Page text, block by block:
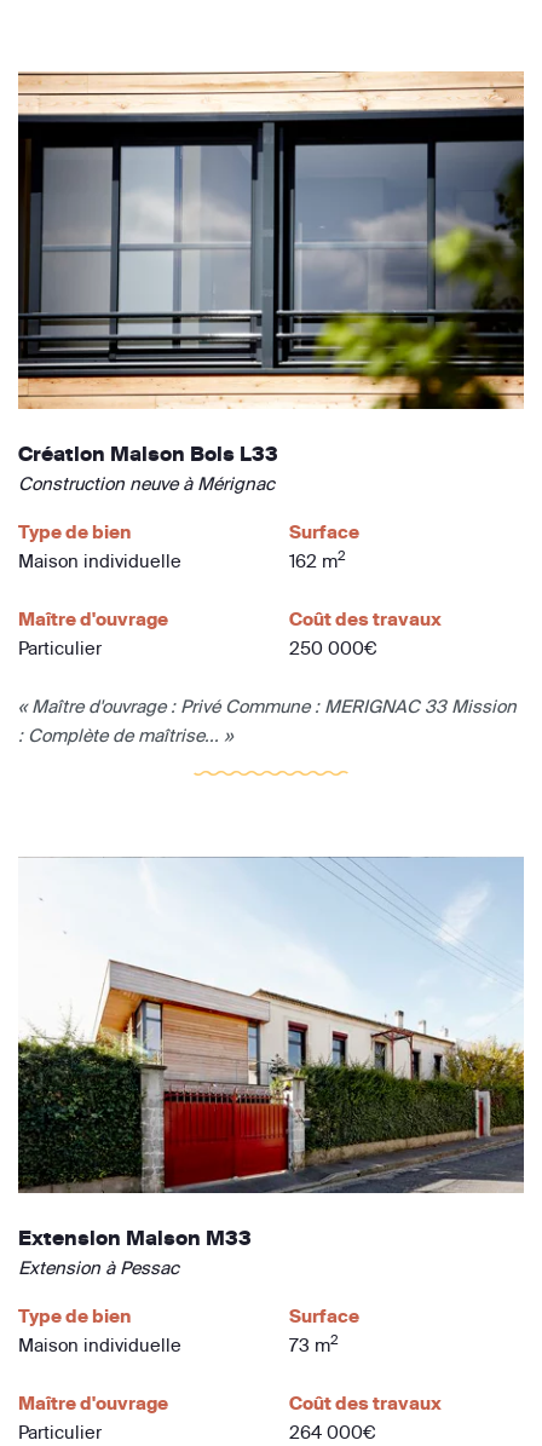
Création Maison Bois L33
Construction neuve à Mérignac
Type de bien
Maison individuelle
Surface
162 m2
Maître d'ouvrage
Particulier
Coût des travaux
250 000€
« Maître d'ouvrage : Privé Commune : MERIGNAC 33 Mission
: Complète de maîtrise... »
Extension Maison M33
Extension à Pessac
Type de bien
Maison individuelle
Surface
73 m2
Maître d'ouvrage
Particulier
Coût des travaux
264 000€